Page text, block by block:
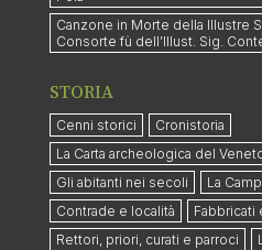
Canzone in Morte della Illustre
Consorte fù dell’Illust. Sig.
STORIA
Cenni storici
Cronistoria
La Carta archeologica del
Gli abitanti nei secoli
La
Contrade e località
Fabbricati
Rettori, priori, curati e parroci